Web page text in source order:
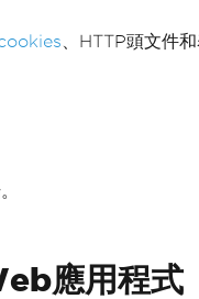
、HTTP頭文件
應用程式